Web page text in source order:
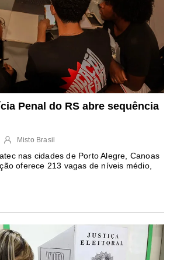
Penal do RS abre sequência
Misto Brasil
nas cidades de Porto Alegre, Canoas
oferece 213 vagas de níveis médio,